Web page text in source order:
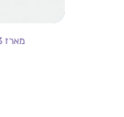
מארז 3 יח ספר משאלות ומפתח קסמים כ2 ס"מ